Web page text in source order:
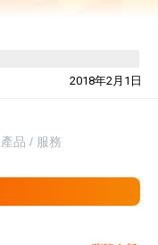
2018年2月1日
產品 / 服務